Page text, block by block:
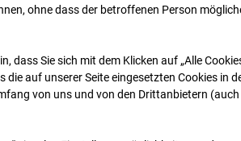
ohne dass der betroffenen Person
dass Sie sich mit dem Klicken auf „Alle
auf unserer Seite eingesetzten Cookies in
von uns und von den Drittanbietern